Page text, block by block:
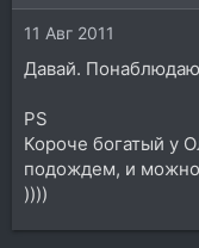
11 Авг 2011
Давай. Понаблюдаю
PS
Короче богатый у
подождем, и можно
))))